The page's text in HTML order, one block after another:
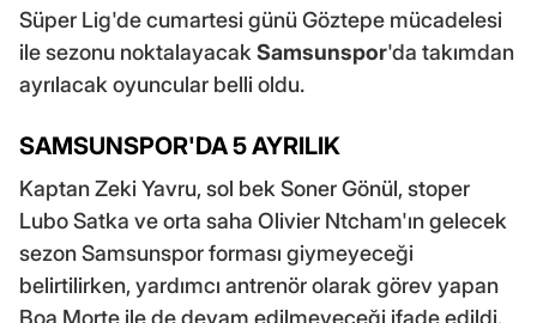
Süper Lig'de cumartesi günü Göztepe mücadelesi
ile sezonu noktalayacakSamsunspor'da takımdan
ayrılacak oyuncular belli oldu.
SAMSUNSPOR'DA 5 AYRILIK
Kaptan Zeki Yavru, sol bek Soner Gönül, stoper
Lubo Satka ve orta saha Olivier Ntcham'ın gelecek
sezon Samsunspor forması giymeyeceği
belirtilirken, yardımcı antrenör olarak görev yapan